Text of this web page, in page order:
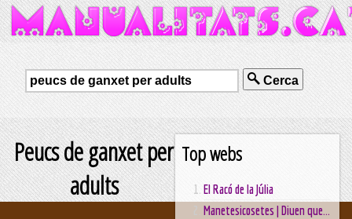
Cerca
Top webs
El Racó de la Júlia
Manetesicosetes | Diuen que...
Peucs de ganxet per
adults